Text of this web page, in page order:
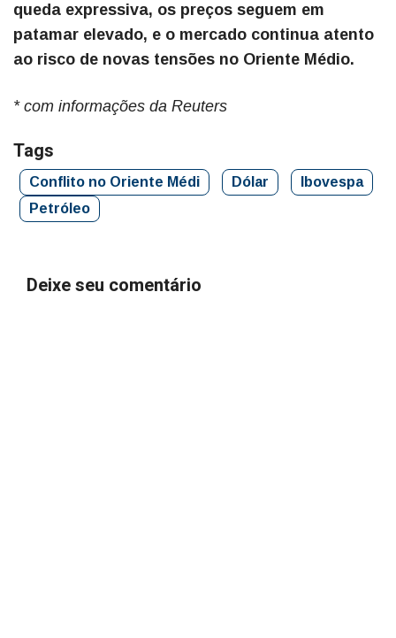
queda expressiva, os preços seguem em
patamar elevado, e o mercado continua atento
ao risco de novas tensões no Oriente Médio.
* com informações da Reuters
Tags
Conflito no Oriente Médi Dólar
Ibovespa
Petróleo
Deixe seu comentário